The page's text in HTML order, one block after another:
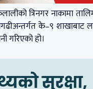
त्रिनगर नाकामा
के–९ शाखाबाट
गरिएको हो।